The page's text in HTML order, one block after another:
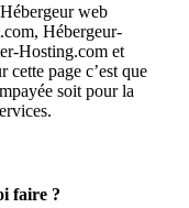
web
Hébergeur-
Hosting.com et
page c’est que
soit pour la
faire ?